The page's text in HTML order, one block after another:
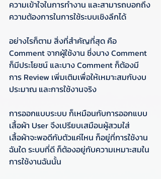
ความเข้าใจในการทำงาน และสามารถบอกถึง
ความต้องการในการใช้ระบบเชิงลึกได้
อย่างไรก็ตาม สิ่งที่สำคัญที่สุด คือ
Comment จากผู้ใช้งาน ซึ่งบาง Comment
ก็มีประโยชน์ และบาง Comment ก็ต้องมี
การ Review เพิ่มเติมเพื่อให้เหมาะสมกับงบ
ประมาณ และการใช้งานจริง
การออกแบบระบบ ก็เหมือนกับการออกแบบ
เสื้อผ้า User จึงเปรียบเสมือนผู้สวมใส่
เสื้อผ้าจะพอดีกับตัวแค่ไหน ก็อยู่ที่การใช้งาน
ฉันใด ระบบที่ดี ก็ต้องอยู่กับความเหมาะสมใน
การใช้งานฉันนั้น